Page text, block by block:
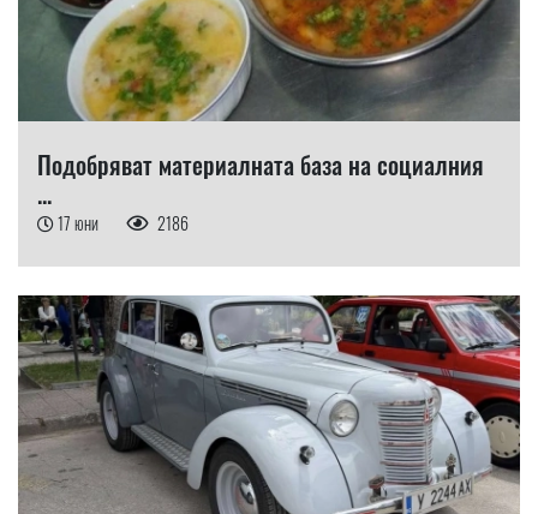
Подобряват материалната база на социалния
...
17 юни 2186